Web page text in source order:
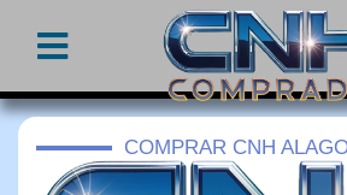
COMPRAR CNH